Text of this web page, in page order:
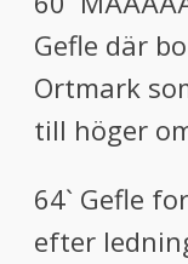
Gefle där
Ortmark
till höger
64` Gefle
efter